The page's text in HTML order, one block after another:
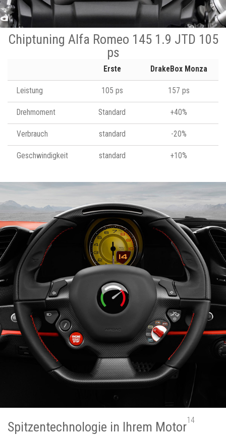
Chiptuning Alfa Romeo 145 1.9 JTD 105
ps
Erste DrakeBox Monza
Leistung 105 ps 157 ps
Drehmoment Standard +40%
Verbrauch standard -20%
Geschwindigkeit standard +10%
Spitzentechnologie in Ihrem Motor14